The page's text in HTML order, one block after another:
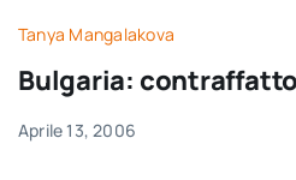
Tanya Mangalakova
Bulgaria:
Aprile 13, 2006